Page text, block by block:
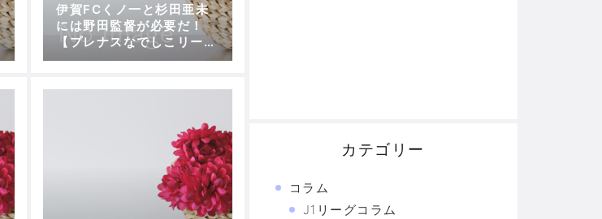
伊賀FCくノ一と杉田亜未
には野田監督が必要だ！
【プレナスなでしこリーグ
1部第6節、伊賀FCくノ一
カテゴリー
コラム
J1リーグコラム